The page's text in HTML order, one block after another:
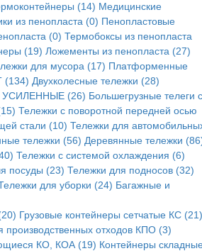
(14) Медицинские
из пенопласта (0) Пенопластовые
(0) Термобоксы из пенопласта
(19) Ложементы из пенопласта (27)
для мусора (17) Платформенные
(134) Двухколесные тележки (28)
УСИЛЕННЫЕ (26) Большегрузные телеги с
Тележки с поворотной передней осью
стали (10) Тележки для
тележки (56) Деревянные тележки
Тележки с системой охлаждения (6)
посуды (23) Тележки для подносов (32)
для уборки (24) Багажные и
Грузовые контейнеры сетчатые КС (21)
производственных отходов КПО (3)
КО, КОА (19) Контейнеры